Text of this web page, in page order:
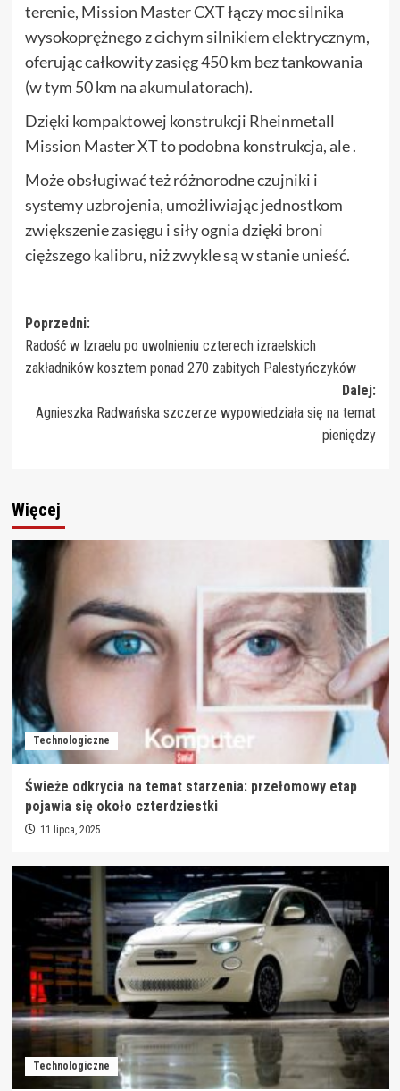
terenie, Mission Master CXT łączy moc silnika
wysokoprężnego z cichym silnikiem elektrycznym,
oferując całkowity zasięg 450 km bez tankowania
(w tym 50 km na akumulatorach).
Dzięki kompaktowej konstrukcji Rheinmetall
Mission Master XT to podobna konstrukcja, ale .
Może obsługiwać też różnorodne czujniki i
systemy uzbrojenia, umożliwiając jednostkom
zwiększenie zasięgu i siły ognia dzięki broni
cięższego kalibru, niż zwykle są w stanie unieść.
Zobacz
wpisy
Poprzedni:
Radość w Izraelu po uwolnieniu czterech izraelskich
zakładników kosztem ponad 270 zabitych Palestyńczyków
Dalej:
Agnieszka Radwańska szczerze wypowiedziała się na temat
pieniędzy
Więcej
Technologiczne
Świeże odkrycia na temat starzenia: przełomowy etap
pojawia się około czterdziestki
11 lipca, 2025
Technologiczne